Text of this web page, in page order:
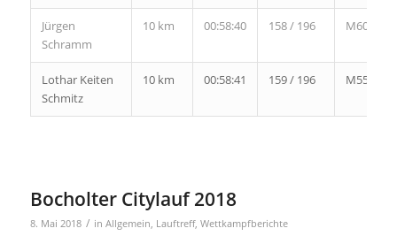
Jürgen
Schramm
10 km 00:58:40 158 / 196 M60
Lothar Keiten
Schmitz
10 km 00:58:41 159 / 196 M55
Bocholter Citylauf 2018
8. Mai 2018 / in Allgemein, Lauftreff, Wettkampfberichte